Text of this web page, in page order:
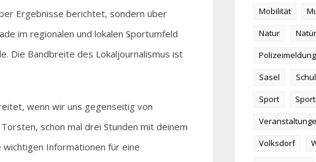
Ergebnisse berichtet, sondern über
im regionalen und lokalen Sportumfeld
Die Bandbreite des Lokaljournalismus ist
wenn wir uns gegenseitig von
schon mal drei Stunden mit deinem
Informationen für eine
Mobilität
Natur
Polizeimeldung
Sasel
Sport
Volksdorf